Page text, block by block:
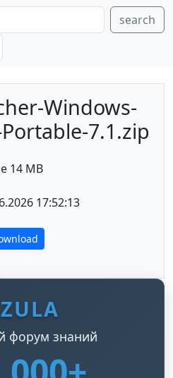
search
Windows-
7.1.zip
14 MB
17:52:13
форум знаний